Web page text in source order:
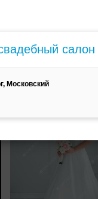
салон
Московский